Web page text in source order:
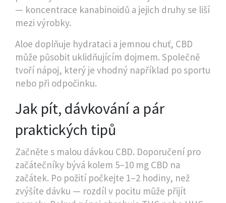
— koncentrace kanabinoidů a jejich druhy se liší
mezi výrobky.
Aloe doplňuje hydrataci a jemnou chuť, CBD
může působit uklidňujícím dojmem. Společně
tvoří nápoj, který je vhodný například po sportu
nebo při odpočinku.
Jak pít, dávkování a pár
praktických tipů
Začněte s malou dávkou CBD. Doporučení pro
začátečníky bývá kolem 5–10 mg CBD na
začátek. Po požití počkejte 1–2 hodiny, než
zvýšíte dávku — rozdíl v pocitu může přijít